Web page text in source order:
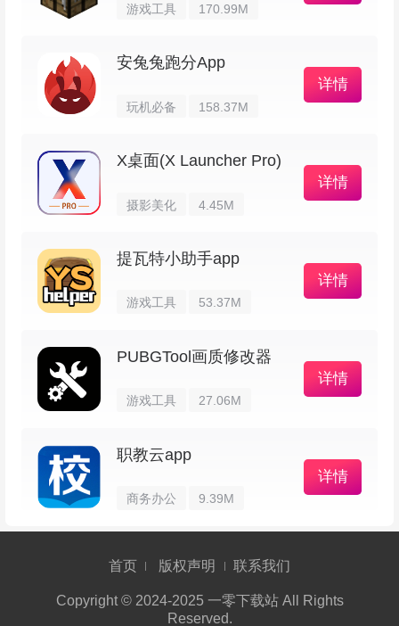
1、进入应用会自动获取你的网络节点，在左
游戏工具 170.99M
安兔兔跑分App
玩机必备 158.37M
详情
X桌面(X Launcher Pro)
摄影美化 4.45M
详情
提瓦特小助手app
游戏工具 53.37M
详情
PUBGTool画质修改器
游戏工具 27.06M
详情
职教云app
商务办公 9.39M
详情
首页 版权声明 联系我们
Copyright © 2024-2025 一零下载站 All Rights
Reserved.